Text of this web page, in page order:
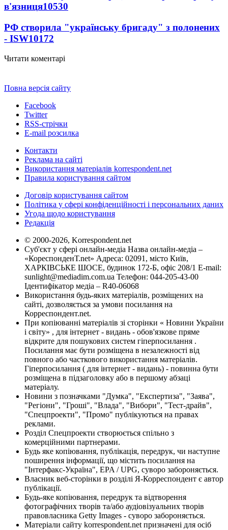
в'язниця10530
РФ створила "українську бригаду" з полонених
- ISW10172
Читати коментарі
Повна версія сайту
Facebook
Twitter
RSS-стрічки
E-mail розсилка
Контакти
Реклама на сайті
Використання матеріалів korrespondent.net
Правила користування сайтом
Договір користування сайтом
Політика у сфері конфіденційності і персональних даних
Угода щодо користування
Редакція
© 2000-2026, Korrespondent.net
Суб'єкт у сфері онлайн-медіа Назва онлайн-медіа –
«КореспонденТ.net» Адреса: 02091, місто Київ,
ХАРКІВСЬКЕ ШОСЕ, будинок 172-Б, офіс 208/1 E-mail:
sunlight@mediadim.com.ua Телефон: 044-205-43-00
Ідентифікатор медіа – R40-06068
Використання будь-яких матеріалів, розміщених на
сайті, дозволяється за умови посилання на
Корреспондент.net.
При копіюванні матеріалів зі сторінки « Новини України
і світу» , для інтернет - видань - обов'язкове пряме
відкрите для пошукових систем гіперпосилання .
Посилання має бути розміщена в незалежності від
повного або часткового використання матеріалів.
Гіперпосилання ( для інтернет - видань) - повинна бути
розміщена в підзаголовку або в першому абзаці
матеріалу.
Новини з позначками "Думка", "Експертиза", "Заява",
"Регіони", "Гроші", "Влада", "Вибори", "Тест-драйв",
"Спецпроекти", "Промо" публікуються на правах
реклами.
Розділ Спецпроекти створюється спільно з
комерційними партнерами.
Будь яке копіювання, публікація, передрук, чи наступне
поширення інформації, що містить посилання на
"Інтерфакс-Україна", EPA / UPG, суворо забороняється.
Власник веб-сторінки в розділі Я-Корреспондент є автор
публікації.
Будь-яке копіювання, передрук та відтворення
фотографічних творів та/або аудіовізуальних творів
правовласника Getty Images - суворо забороняється.
Матеріали сайту korrespondent.net призначені для осіб